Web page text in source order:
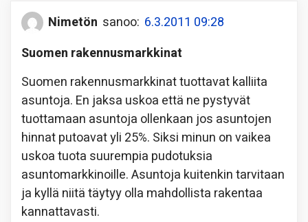
Nimetön sanoo: 6.3.2011 09:28
Suomen rakennusmarkkinat
Suomen rakennusmarkkinat tuottavat kalliita
asuntoja. En jaksa uskoa että ne pystyvät
tuottamaan asuntoja ollenkaan jos asuntojen
hinnat putoavat yli 25%. Siksi minun on vaikea
uskoa tuota suurempia pudotuksia
asuntomarkkinoille. Asuntoja kuitenkin tarvitaan
ja kyllä niitä täytyy olla mahdollista rakentaa
kannattavasti.